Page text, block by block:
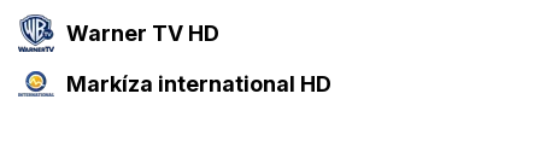
Warner TV HD
Markíza international HD